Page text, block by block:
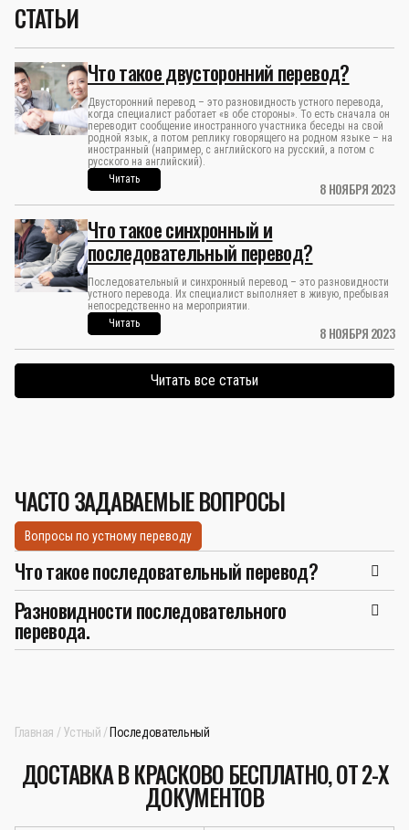
СТАТЬИ
8 НОЯБРЯ 2023
Что такое двусторонний перевод?
Двусторонний перевод – это разновидность устного перевода,
когда специалист работает «в обе стороны». То есть сначала он
переводит сообщение иностранного участника беседы на свой
родной язык, а потом реплику говорящего на родном языке – на
иностранный (например, с английского на русский, а потом с
русского на английский).
Читать
8 НОЯБРЯ 2023
Что такое синхронный и
последовательный перевод?
Последовательный и синхронный перевод – это разновидности
устного перевода. Их специалист выполняет в живую, пребывая
непосредственно на мероприятии.
Читать
Читать все статьи
ЧАСТО ЗАДАВАЕМЫЕ ВОПРОСЫ
Вопросы по устному переводу
Что такое последовательный перевод?
Разновидности последовательного
перевода.
Главная Устный Последовательный
ДОСТАВКА В КРАСКОВО БЕСПЛАТНО, ОТ 2-Х
ДОКУМЕНТОВ